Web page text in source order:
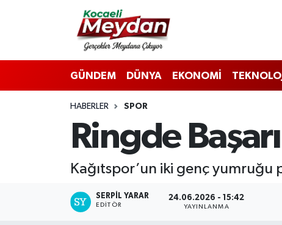
GÜNDEM DÜNYA EKONOMİ TEKNOLOJİ
HABERLER SPOR
Ringde
Kağıtspor’un iki genç
SERPİL YARAR
EDITÖR
24.06.2026 - 15:42
YAYINLANMA
Nöbetçi Eczaneler
Hava Durumu
Trafik Durumu
Süper Lig Puan Durumu ve Fikstür
Tüm Manşetler
Son Dakika Haberleri